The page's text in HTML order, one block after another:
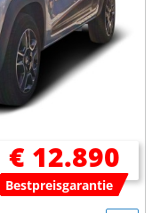
€ 12.890
Bestpreisgarantie